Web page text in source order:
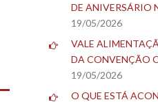
DE ANIVERSÁRIO
19/05/2026
VALE
DA CONVENÇÃO
19/05/2026
O QUE ESTÁ